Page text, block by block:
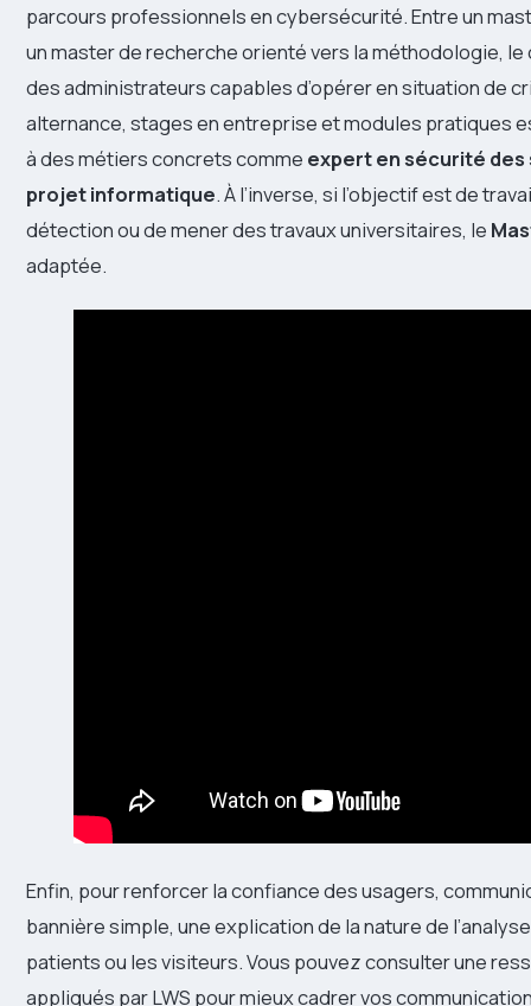
parcours professionnels en cybersécurité. Entre un
un master de recherche orienté vers la méthodologie,
des administrateurs capables d’opérer en situation de
alternance, stages en entreprise et modules pratiques
à des métiers concrets comme expert en sécurité
projet informatique. À l’inverse, si l’objectif est de
détection ou de mener des travaux universitaires, le
adaptée.
Enfin, pour renforcer la confiance des usagers,
bannière simple, une explication de la nature de
patients ou les visiteurs. Vous pouvez consulter une
appliqués par LWS pour mieux cadrer vos